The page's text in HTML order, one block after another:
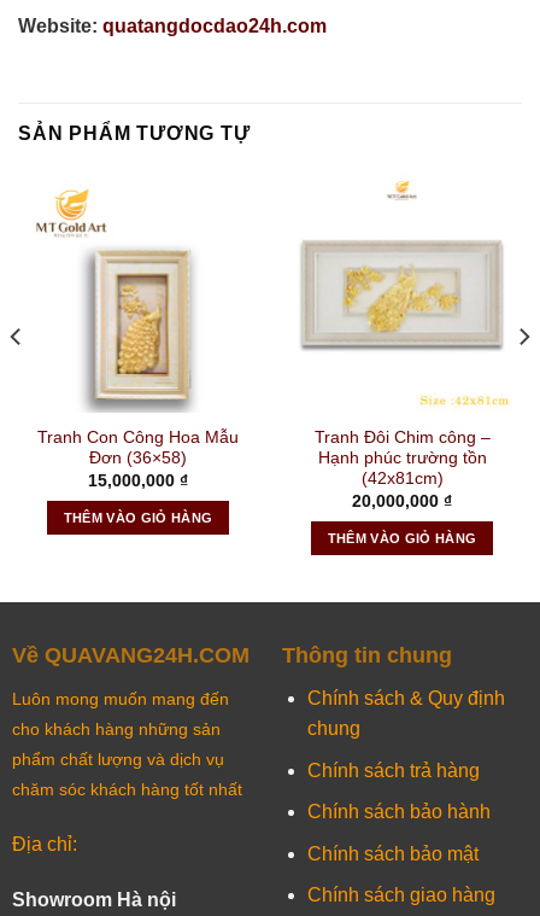
Website: quatangdocdao24h.com
SẢN PHẨM TƯƠNG TỰ
Tranh Con Công Hoa Mẫu
Đơn (36×58)
15,000,000 ₫
THÊM VÀO GIỎ HÀNG
Tranh Đôi Chim công –
Hạnh phúc trường tồn
(42x81cm)
20,000,000 ₫
THÊM VÀO GIỎ HÀNG
Về QUAVANG24H.COM
Luôn mong muốn mang đến
cho khách hàng những sản
phẩm chất lượng và dịch vụ
chăm sóc khách hàng tốt nhất
Địa chỉ:
Showroom Hà nội
Thông tin chung
Chính sách & Quy định
chung
Chính sách trả hàng
Chính sách bảo hành
Chính sách bảo mật
Chính sách giao hàng